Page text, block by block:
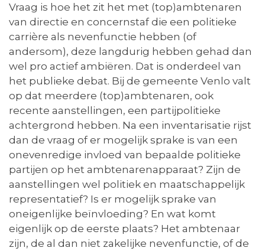
Vraag is hoe het zit het met (top)ambtenaren
van directie en concernstaf die een politieke
carrière als nevenfunctie hebben (of
andersom), deze langdurig hebben gehad dan
wel pro actief ambiëren. Dat is onderdeel van
het publieke debat. Bij de gemeente Venlo valt
op dat meerdere (top)ambtenaren, ook
recente aanstellingen, een partijpolitieke
achtergrond hebben. Na een inventarisatie rijst
dan de vraag of er mogelijk sprake is van een
onevenredige invloed van bepaalde politieke
partijen op het ambtenarenapparaat? Zijn de
aanstellingen wel politiek en maatschappelijk
representatief? Is er mogelijk sprake van
oneigenlijke beïnvloeding? En wat komt
eigenlijk op de eerste plaats? Het ambtenaar
zijn, de al dan niet zakelijke nevenfunctie, of de